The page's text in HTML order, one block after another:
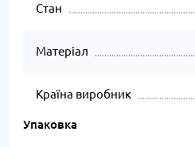
Стан
Матеріал
Країна виробник
Упаковка